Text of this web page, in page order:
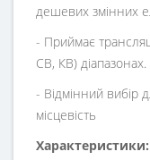
дешевих змінних
- Приймає
СВ, КВ) діапазонах.
- Відмінний вибір
місцевість
Характеристики: